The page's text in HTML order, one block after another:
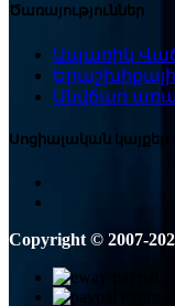
Ծառայություններ
Ապառիկ
Անվճառ
Սոցիալական կայքեր
Copyright © 2007-